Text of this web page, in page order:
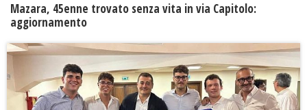
Mazara, 45enne trovato senza vita in via Capitolo:
aggiornamento